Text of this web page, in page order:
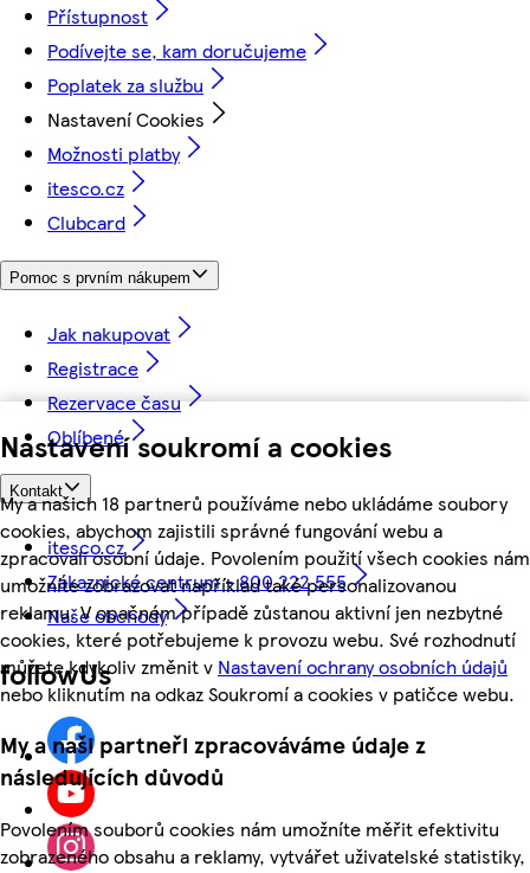
Nastavení soukromí a cookies
My a našich 18 partnerů používáme nebo ukládáme soubory
cookies, abychom zajistili správné fungování webu a
zpracovali osobní údaje. Povolením použití všech cookies nám
umožníte zobrazovat například také personalizovanou
reklamu. V opačném případě zůstanou aktivní jen nezbytné
cookies, které potřebujeme k provozu webu. Své rozhodnutí
můžete kdykoliv změnit v Nastavení ochrany osobních údajů
nebo kliknutím na odkaz Soukromí a cookies v patičce webu.
My a naši partneři zpracováváme údaje z
následujících důvodů
Povolením souborů cookies nám umožníte měřit efektivitu
zobrazeného obsahu a reklamy, vytvářet uživatelské statistiky,
Přístupnost
Podívejte se, kam doručujeme
Poplatek za službu
Nastavení Cookies
Možnosti platby
itesco.cz
Clubcard
Pomoc s prvním nákupem
Jak nakupovat
Registrace
Rezervace času
Oblíbené
Kontakt
itesco.cz
Zákaznické centrum - 800 222 555
Naše obchody
followUs